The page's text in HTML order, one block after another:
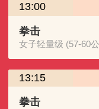
13:00
拳击
女子轻量级 (57-60
13:15
拳击